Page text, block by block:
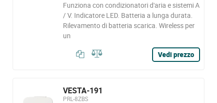
Funziona con condizionatori d'aria e sistemi A
/ V. Indicatore LED. Batteria a lunga durata.
Rilevamento di batteria scarica. Wireless per
un
Vedi prezzo
VESTA-191
PRL-8ZBS